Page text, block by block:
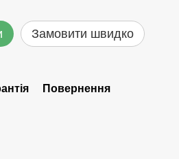
Замовити швидко
Повернення